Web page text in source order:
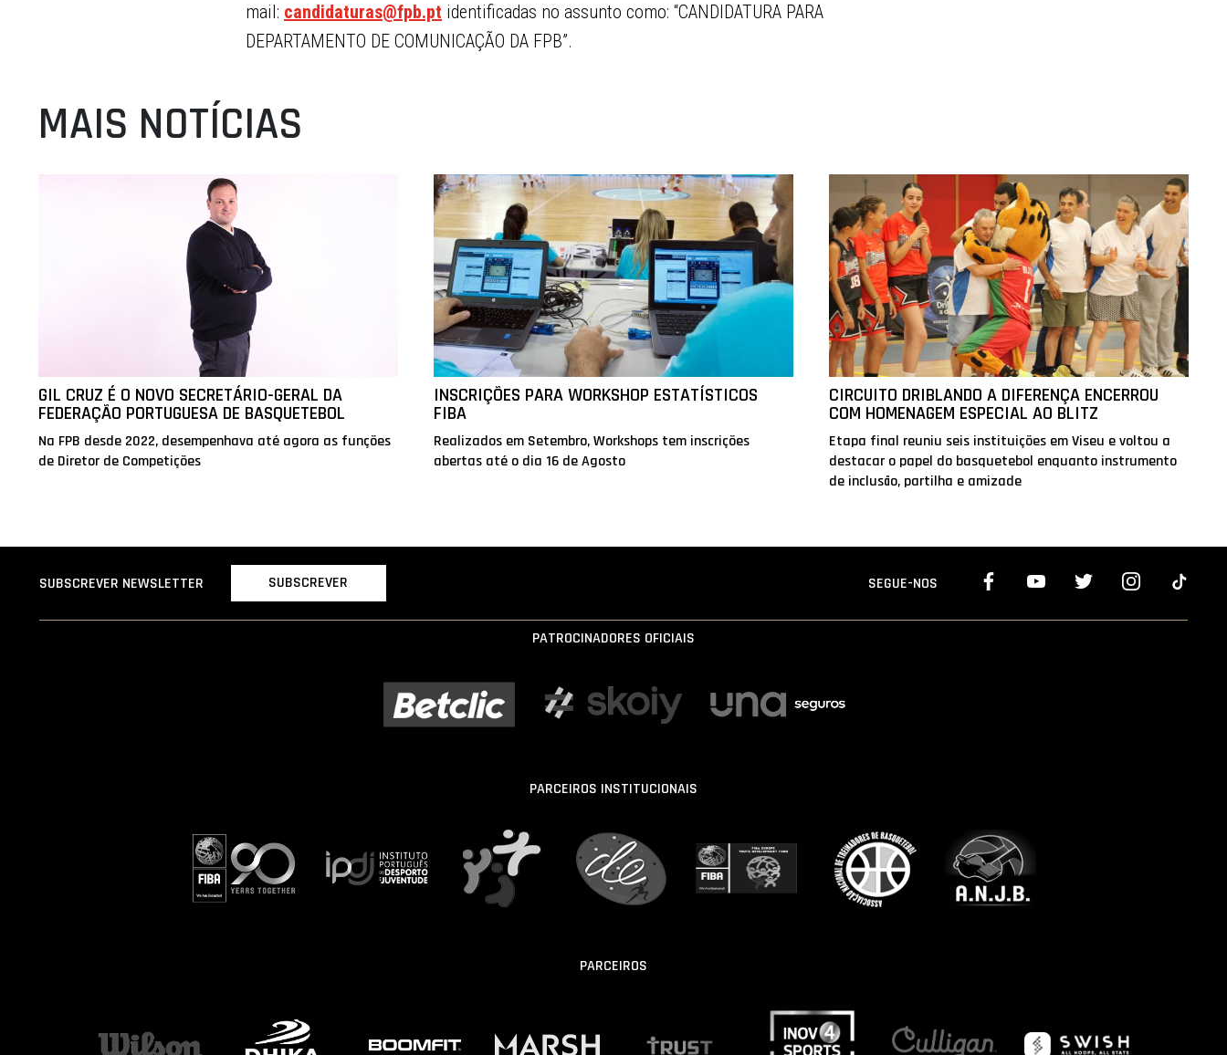
mail: candidaturas@fpb.pt identificadas no assunto como: “CANDIDATURA PARA
DEPARTAMENTO DE COMUNICAÇÃO DA FPB”.
MAIS NOTÍCIAS
GIL CRUZ É O NOVO SECRETÁRIO-GERAL DA
FEDERAÇÃO PORTUGUESA DE BASQUETEBOL
Na FPB desde 2022, desempenhava até agora as funções
de Diretor de Competições
INSCRIÇÕES PARA WORKSHOP ESTATÍSTICOS
FIBA
Realizados em Setembro, Workshops tem inscrições
abertas até o dia 16 de Agosto
CIRCUITO DRIBLANDO A DIFERENÇA ENCERROU
COM HOMENAGEM ESPECIAL AO BLITZ
Etapa final reuniu seis instituições em Viseu e voltou a
destacar o papel do basquetebol enquanto instrumento
de inclusão, partilha e amizade
SUBSCREVER NEWSLETTER SUBSCREVER SEGUE-NOS
PATROCINADORES OFICIAIS
PARCEIROS INSTITUCIONAIS
PARCEIROS